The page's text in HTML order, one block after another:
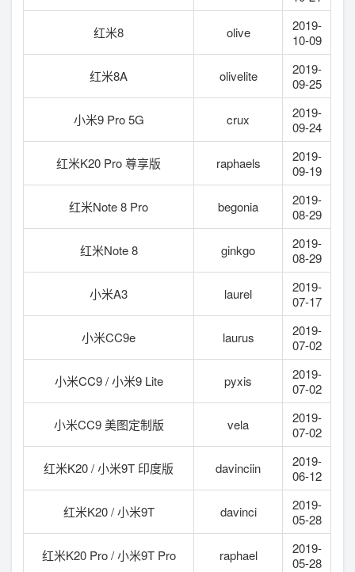
红米8 olive
2019-
10-09
红米8A olivelite
2019-
09-25
小米9 Pro 5G crux
2019-
09-24
红米K20 Pro 尊享版 raphaels
2019-
09-19
红米Note 8 Pro begonia
2019-
08-29
红米Note 8 ginkgo
2019-
08-29
小米A3 laurel
2019-
07-17
小米CC9e laurus
2019-
07-02
小米CC9 / 小米9 Lite pyxis
2019-
07-02
小米CC9 美图定制版 vela
2019-
07-02
红米K20 / 小米9T 印度版 davinciin
2019-
06-12
红米K20 / 小米9T davinci
2019-
05-28
红米K20 Pro / 小米9T Pro raphael
2019-
05-28